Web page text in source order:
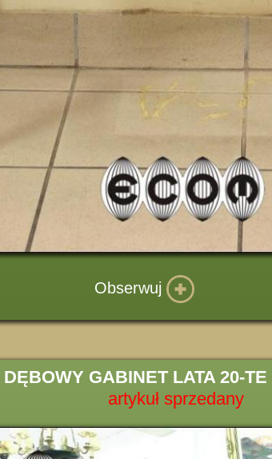
Obserwuj
DĘBOWY GABINET LATA 20-TE
artykuł sprzedany